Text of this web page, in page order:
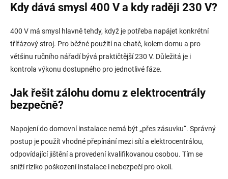
Kdy dává smysl 400 V a kdy raději 230 V?
400 V má smysl hlavně tehdy, když je potřeba napájet konkrétní
třífázový stroj. Pro běžné použití na chatě, kolem domu a pro
většinu ručního nářadí bývá praktičtější 230 V. Důležitá je i
kontrola výkonu dostupného pro jednotlivé fáze.
Jak řešit zálohu domu z elektrocentrály
bezpečně?
Napojení do domovní instalace nemá být „přes zásuvku“. Správný
postup je použít vhodné přepínání mezi sítí a elektrocentrálou,
odpovídající jištění a provedení kvalifikovanou osobou. Tím se
sníží riziko poškození instalace i nebezpečí pro okolí.